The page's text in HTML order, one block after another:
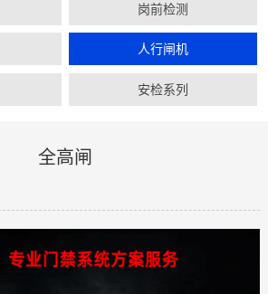
岗前检测
人行闸机
安检系列
全高闸